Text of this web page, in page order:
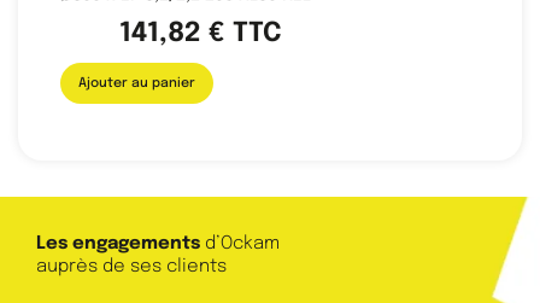
141,82 € TTC
Ajouter au panier
Les engagements d’Ockam
auprès de ses clients